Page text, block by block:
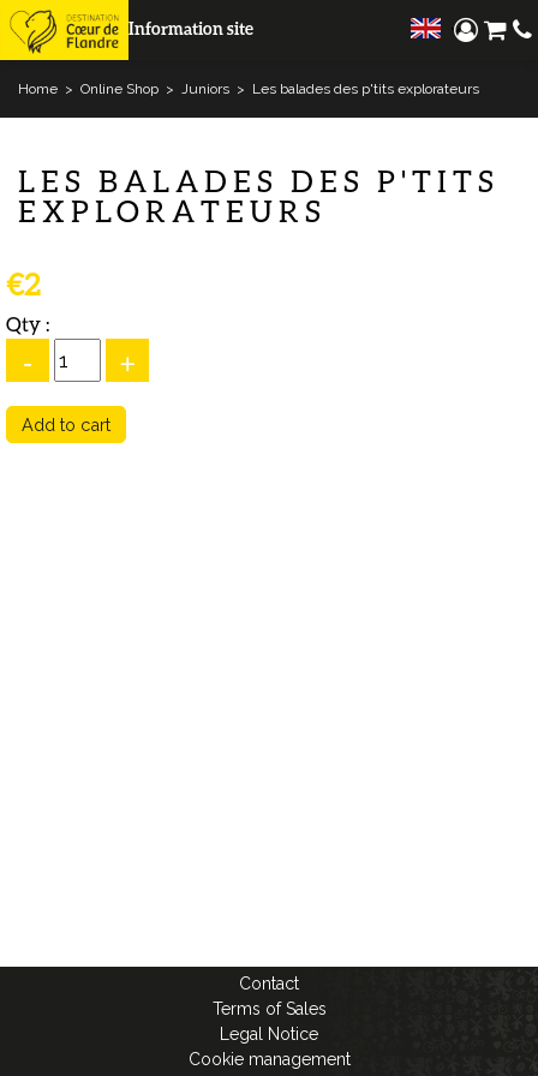
Information site
Home > Online Shop > Juniors > Les balades des p'tits explorateurs
LES BALADES DES P'TITS
EXPLORATEURS
€2
Qty :
- +
Contact
Terms of Sales
Legal Notice
Cookie management